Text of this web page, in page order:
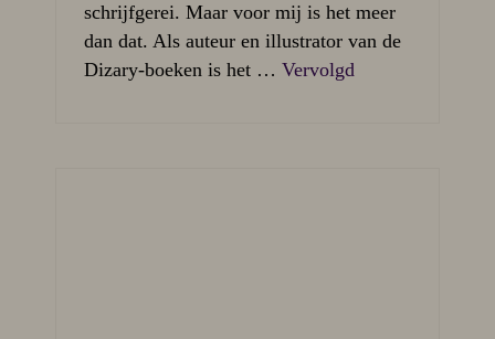
schrijfgerei. Maar voor mij is het meer
dan dat. Als auteur en illustrator van de
Dizary-boeken is het … Vervolgd